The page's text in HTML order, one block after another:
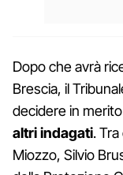
Dopo che avrà
Brescia, il
decidere in
altri indagati.
Miozzo, Silvio